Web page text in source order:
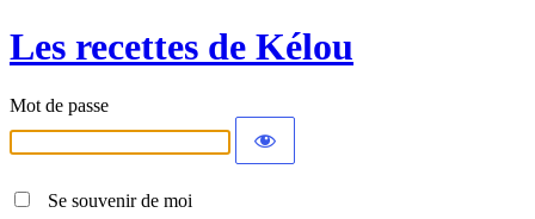
Les recettes de Kélou
Mot de passe
Se souvenir de moi